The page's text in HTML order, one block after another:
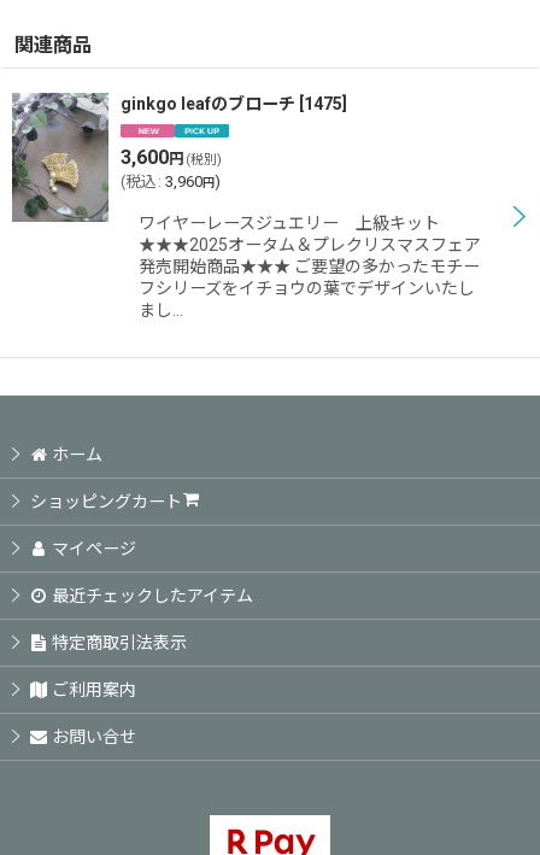
関連商品
ginkgo leafのブローチ 1475
3,600円 (税別)
(税込 : 3,960円)
ワイヤーレースジュエリー 上級キット
★★★2025オータム＆プレクリスマスフェア
発売開始商品★★★ ご要望の多かったモチー
フシリーズをイチョウの葉でデザインいたし
まし…
ホーム
ショッピングカート
マイページ
最近チェックしたアイテム
特定商取引法表示
ご利用案内
お問い合せ